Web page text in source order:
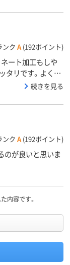
ンク A (192ポイント)
ート加工もしや
タリです。よく価
るといかにも値上
続きを見る
ンク A (192ポイント)
のが良いと思いま
内容です。